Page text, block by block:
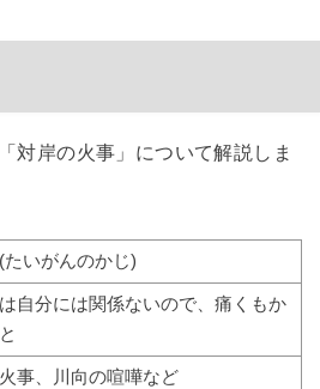
対岸の火事」について解説しま
いがんのかじ)
自分には関係ないので、痛くもか
事、川向の喧嘩など